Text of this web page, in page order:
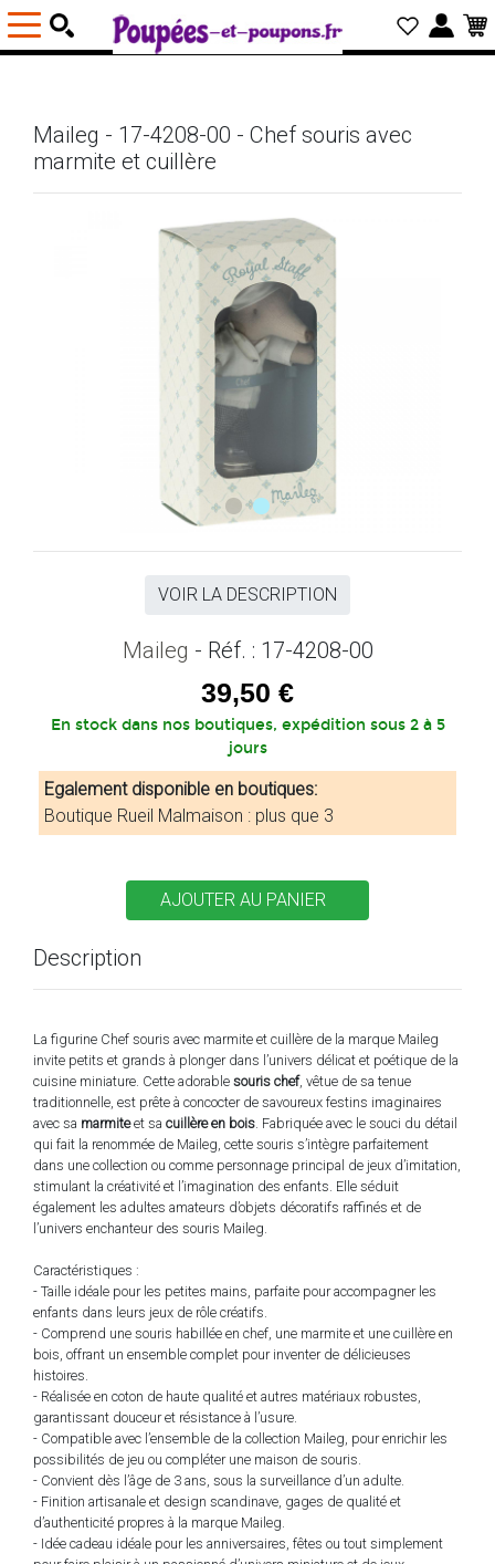
Maileg - 17-4208-00 - Chef souris avec
marmite et cuillère
VOIR LA DESCRIPTION
Maileg - Réf. : 17-4208-00
39,50 €
En stock dans nos boutiques, expédition sous 2 à 5
jours
Egalement disponible en boutiques:
Boutique Rueil Malmaison : plus que 3
Description
La figurine Chef souris avec marmite et cuillère de la marque Maileg
invite petits et grands à plonger dans l’univers délicat et poétique de la
cuisine miniature. Cette adorable souris chef, vêtue de sa tenue
traditionnelle, est prête à concocter de savoureux festins imaginaires
avec sa marmiteet sa cuillère en bois . Fabriquée avec le souci du détail
qui fait la renommée de Maileg, cette souris s’intègre parfaitement
dans une collection ou comme personnage principal de jeux d’imitation,
stimulant la créativité et l’imagination des enfants. Elle séduit
également les adultes amateurs d’objets décoratifs raffinés et de
l’univers enchanteur des souris Maileg.
Caractéristiques :
- Taille idéale pour les petites mains, parfaite pour accompagner les
enfants dans leurs jeux de rôle créatifs.
- Comprend une souris habillée en chef, une marmite et une cuillère en
bois, offrant un ensemble complet pour inventer de délicieuses
histoires.
- Réalisée en coton de haute qualité et autres matériaux robustes,
garantissant douceur et résistance à l’usure.
- Compatible avec l’ensemble de la collection Maileg, pour enrichir les
possibilités de jeu ou compléter une maison de souris.
- Convient dès l’âge de 3 ans, sous la surveillance d’un adulte.
- Finition artisanale et design scandinave, gages de qualité et
d’authenticité propres à la marque Maileg.
- Idée cadeau idéale pour les anniversaires, fêtes ou tout simplement